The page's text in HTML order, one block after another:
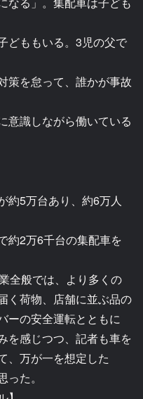
どももいる。3児の父で
策を怠って、誰かが事故
意識しながら働いている
約5万台あり、約6万人
約2万6千台の集配車を
全般では、より多くの
く荷物、店舗に並ぶ品の
ーの安全運転とともに
を感じつつ、記者も車を
、万が一を想定した
た。